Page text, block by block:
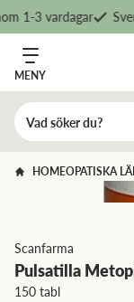
1-3 vardagar
MENY
HOMEOPATISKA
Scanfarma
Pulsatilla
150 tabl